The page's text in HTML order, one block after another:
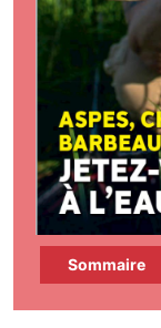
Sommaire